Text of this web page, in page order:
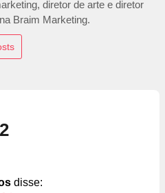
diretor de arte e diretor
Braim Marketing.
disse: